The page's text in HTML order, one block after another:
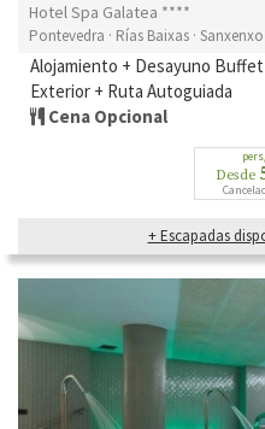
Hotel Spa Galatea ****
Pontevedra · Rías Baixas · Sanxenxo
Alojamiento + Desayuno
Exterior + Ruta Autoguiada
Cena Opcional
Desde
+ Escapadas